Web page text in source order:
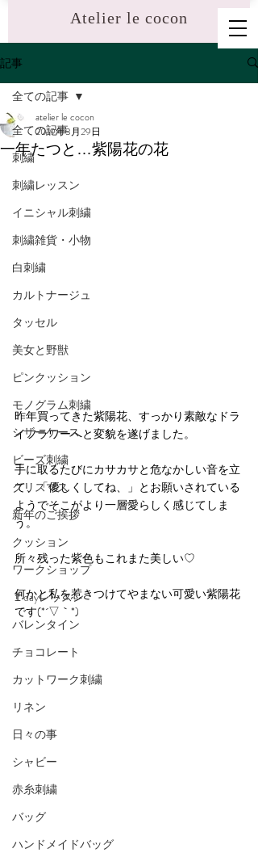
​Atelier le cocon
記事
全ての記事
刺繍
刺繍レッスン
イニシャル刺繍
刺繍雑貨・小物
白刺繍
カルトナージュ
タッセル
美女と野獣
ピンクッション
モノグラム刺繍
シザーケース
ビーズ刺繍
クリスマス
新年のご挨拶
クッション
ワークショップ
１dayレッスン
バレンタイン
チョコレート
カットワーク刺繍
リネン
日々の事
シャビー
赤糸刺繍
バッグ
ハンドメイドバッグ
全ての記事
一年たつと…紫陽花の花
atelier le cocon
2019年3月29日
昨年買ってきた紫陽花、すっかり素敵なドラ
イフラワーへと変貌を遂げました。
手に取るたびにカサカサと危なかしい音を立
て、「優しくしてね、」とお願いされている
ようでそこがより一層愛らしく感じてしま
う。
所々残った紫色もこれまた美しい♡
何かと私を惹きつけてやまない可愛い紫陽花
です(*´▽｀*)